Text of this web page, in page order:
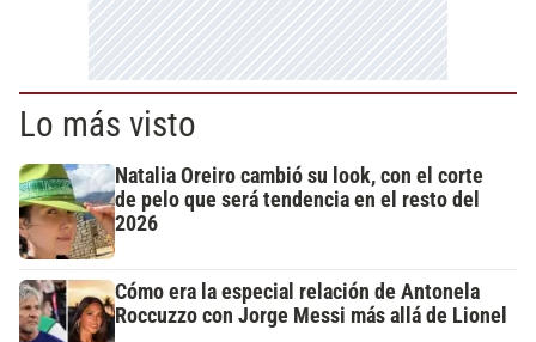
Lo más visto
Natalia Oreiro cambió su look, con el corte
de pelo que será tendencia en el resto del
2026
Cómo era la especial relación de Antonela
Roccuzzo con Jorge Messi más allá de Lionel